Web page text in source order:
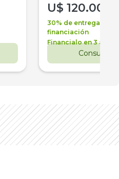
U$ 120.000
30% de entrega +
financiación
Financialo en 3 años
Consultar